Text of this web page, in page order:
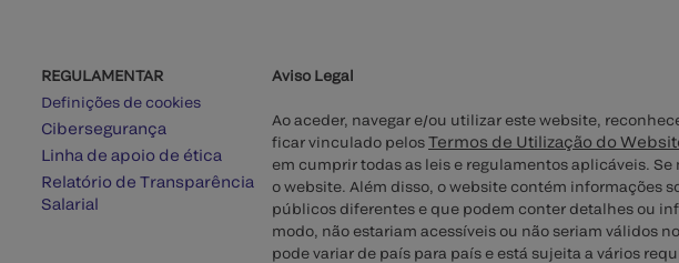
REGULAMENTAR
Definições de cookies
Cibersegurança
Linha de apoio de ética
Relatório de Transparência
Salarial
Aviso Legal
Ao aceder, navegar e/ou utilizar este website,
ficar vinculado pelosTermos de Utilização do
em cumprir todas as leis e regulamentos aplicáveis.
o website. Além disso, o website contém informações
públicos diferentes e que podem conter detalhes ou
modo, não estariam acessíveis ou não seriam válidos
pode variar de país para país e está sujeita a vários